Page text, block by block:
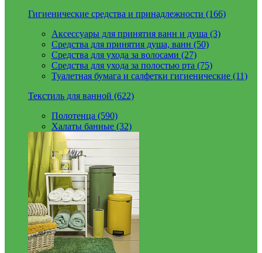
Гигиенические средства и принадлежности (166)
Аксессуары для принятия ванн и душа (3)
Средства для принятия душа, ванн (50)
Средства для ухода за волосами (27)
Средства для ухода за полостью рта (75)
Туалетная бумага и салфетки гигиенические (11)
Текстиль для ванной (622)
Полотенца (590)
Халаты банные (32)